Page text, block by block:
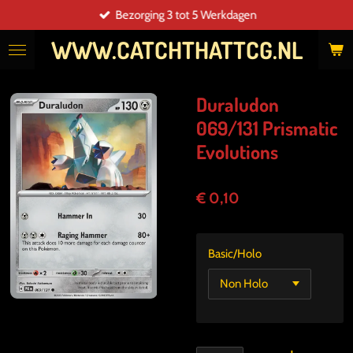
direct
naar
WWW.CATCHTHATTCG.NL
Bezorging 3 tot 5 Werkdagen
Duraludon
069/131 Prismatic
Evolutions
€ 0,10
Basic/Holo